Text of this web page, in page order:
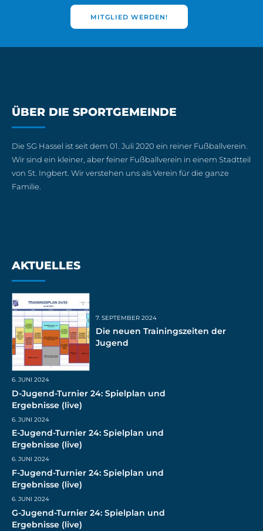
MITGLIED WERDEN!
ÜBER DIE SPORTGEMEINDE
Die SG Hassel ist seit dem 01. Juli 2020 ein reiner Fußballverein.
Wir sind ein kleiner, aber feiner Fußballverein in einem Stadtteil
von St. Ingbert. Wir verstehen uns als Verein für die ganze
Familie.
AKTUELLES
7. SEPTEMBER 2024
Die neuen Trainingszeiten der
Jugend
6. JUNI 2024
D-Jugend-Turnier 24: Spielplan und
Ergebnisse (live)
6. JUNI 2024
E-Jugend-Turnier 24: Spielplan und
Ergebnisse (live)
6. JUNI 2024
F-Jugend-Turnier 24: Spielplan und
Ergebnisse (live)
6. JUNI 2024
G-Jugend-Turnier 24: Spielplan und
Ergebnisse (live)